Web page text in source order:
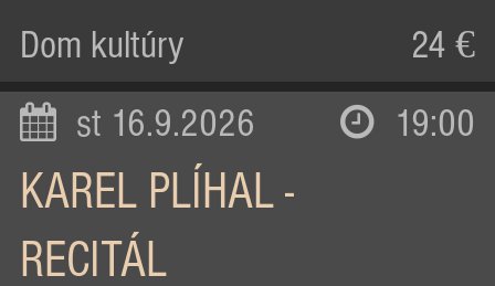
Dom kultúry 24 €
st 16.9.2026 19:00
KAREL PLÍHAL -
RECITÁL